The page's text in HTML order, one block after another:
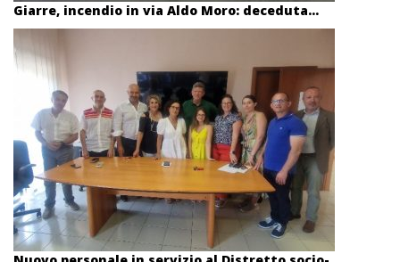
Giarre, incendio in via Aldo Moro: deceduta...